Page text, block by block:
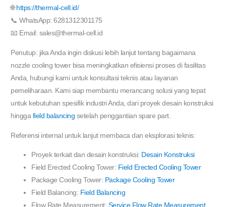
🌐 https://thermal-cell.id/
📞 WhatsApp: 6281312301175
📧 Email: sales@thermal-cell.id
Penutup: jika Anda ingin diskusi lebih lanjut tentang bagaimana
nozzle cooling tower bisa meningkatkan efisiensi proses di fasilitas
Anda, hubungi kami untuk konsultasi teknis atau layanan
pemeliharaan. Kami siap membantu merancang solusi yang tepat
untuk kebutuhan spesifik industri Anda, dari proyek desain konstruksi
hingga field balancing setelah penggantian spare part.
Referensi internal untuk lanjut membaca dan eksplorasi teknis:
Proyek terkait dan desain konstruksi: Desain Konstruksi
Field Erected Cooling Tower: Field Erected Cooling Tower
Package Cooling Tower: Package Cooling Tower
Field Balancing: Field Balancing
Flow Rate Measurement: Service Flow Rate Measurement